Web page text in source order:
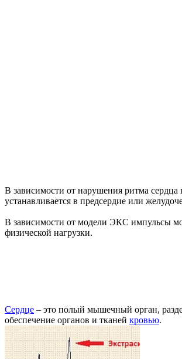
В зависимости от нарушения ритма
устанавливается в предсердие или
В зависимости от модели ЭКС импульсы
физической нагрузки.
Сердце – это полый мышечный орган,
обеспечение органов и тканей кровью.